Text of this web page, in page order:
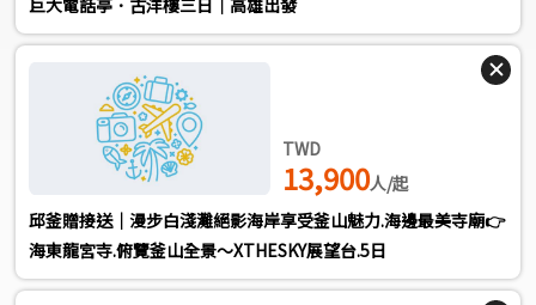
TWD
13,900人/起
邱釜贈接送｜️漫步白淺灘絕影海岸享受釜山魅力.海邊最美寺廟👉
海東龍宮寺.俯覽釜山全景～XTHESKY展望台.5日